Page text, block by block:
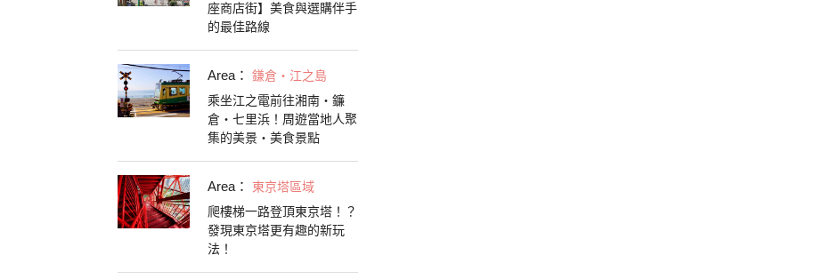
座商店街】美食與選購伴手
的最佳路線
Area：
鎌倉・江之島
乘坐江之電前往湘南・鐮
倉・七里浜！周遊當地人聚
集的美景・美食景點
Area：
東京塔區域
爬樓梯一路登頂東京塔！？
發現東京塔更有趣的新玩
法！